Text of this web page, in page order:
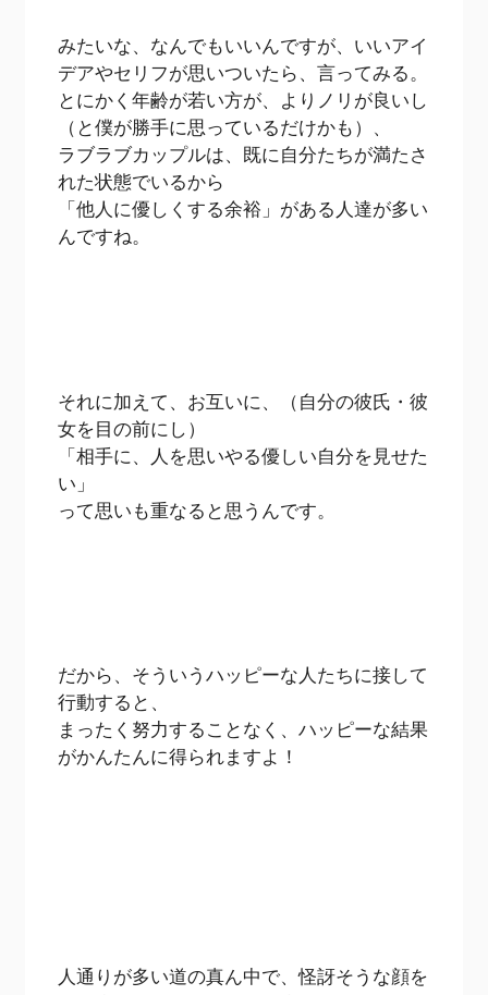
みたいな、なんでもいいんですが、いいアイ
デアやセリフが思いついたら、言ってみる。
とにかく年齢が若い方が、よりノリが良いし
（と僕が勝手に思っているだけかも）、
ラブラブカップルは、既に自分たちが満たさ
れた状態でいるから
「他人に優しくする余裕」がある人達が多い
んですね。
それに加えて、お互いに、（自分の彼氏・彼
女を目の前にし）
「相手に、人を思いやる優しい自分を見せた
い」
って思いも重なると思うんです。
だから、そういうハッピーな人たちに接して
行動すると、
まったく努力することなく、ハッピーな結果
がかんたんに得られますよ！
人通りが多い道の真ん中で、怪訝そうな顔を